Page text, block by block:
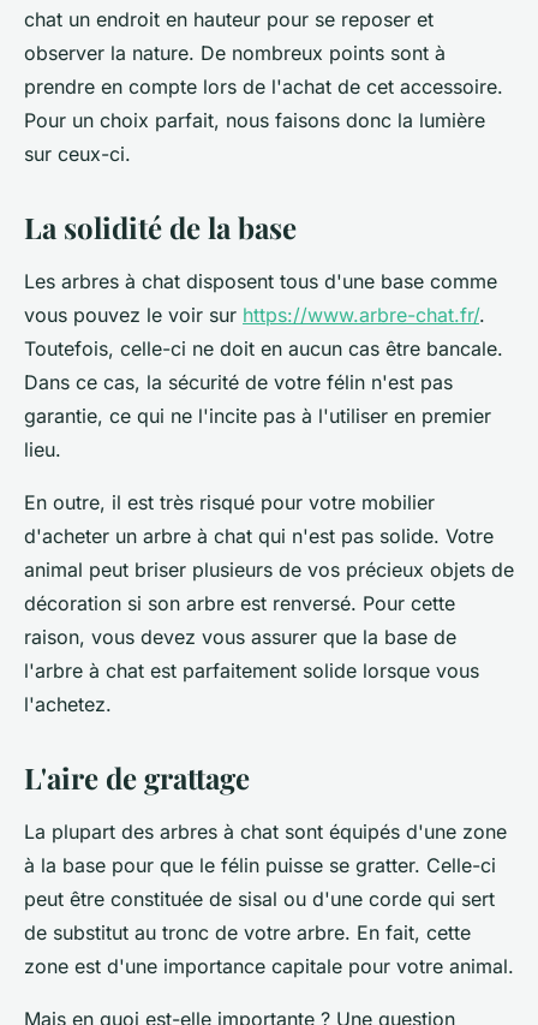
chat un endroit en hauteur pour se reposer et
observer la nature. De nombreux points sont à
prendre en compte lors de l'achat de cet accessoire.
Pour un choix parfait, nous faisons donc la lumière
sur ceux-ci.
La solidité de la base
Les arbres à chat disposent tous d'une base comme
vous pouvez le voir sur https://www.arbre-chat.fr/.
Toutefois, celle-ci ne doit en aucun cas être bancale.
Dans ce cas, la sécurité de votre félin n'est pas
garantie, ce qui ne l'incite pas à l'utiliser en premier
lieu.
En outre, il est très risqué pour votre mobilier
d'acheter un arbre à chat qui n'est pas solide. Votre
animal peut briser plusieurs de vos précieux objets de
décoration si son arbre est renversé. Pour cette
raison, vous devez vous assurer que la base de
l'arbre à chat est parfaitement solide lorsque vous
l'achetez.
L'aire de grattage
La plupart des arbres à chat sont équipés d'une zone
à la base pour que le félin puisse se gratter. Celle-ci
peut être constituée de sisal ou d'une corde qui sert
de substitut au tronc de votre arbre. En fait, cette
zone est d'une importance capitale pour votre animal.
Mais en quoi est-elle importante ? Une question